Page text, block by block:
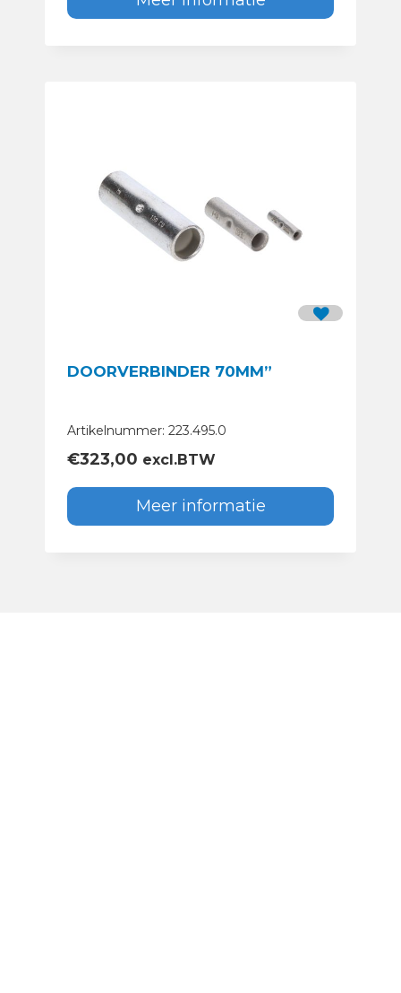
DOORVERBINDER 70MM”
Artikelnummer: 223.495.0
€323,00 excl.BTW
Meer informatie